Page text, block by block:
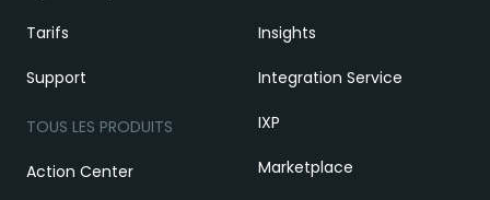
Tarifs
Support
TOUS LES PRODUITS
Action Center
Insights
Integration Service
IXP
Marketplace